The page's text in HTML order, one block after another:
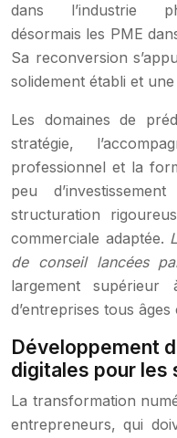
dans l’industrie
désormais les PME
Sa reconversion
solidement établi et
Les domaines de
stratégie,
professionnel et la
peu
structuration
commerciale adaptée.
de conseil lancées
largement
d’entreprises tous
Développement
digitales pour les
La transformation
entrepreneurs, qui